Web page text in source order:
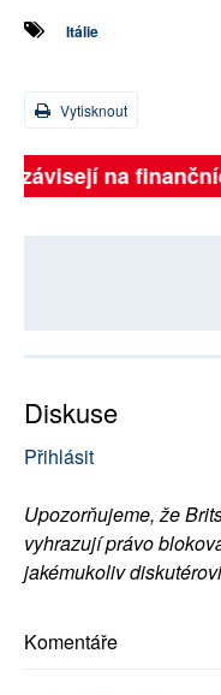
Itálie
Vytisknout
na
Diskuse
Přihlásit
Upozorňujeme, že
vyhrazují právo
jakémukoliv
Komentáře